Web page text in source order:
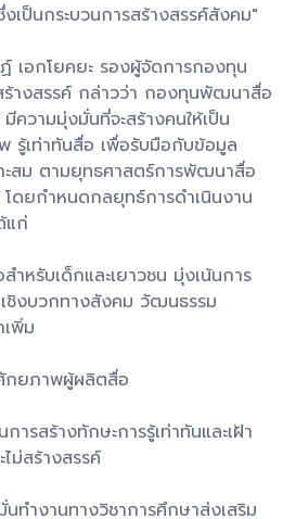
ป็นกระบวนการสร้างสรรค์สังคม"
เอกโยคยะ รองผู้จัดการกองทุน
างสรรค์ กล่าวว่า กองทุนพัฒนาสื่อ
ความมุ่งมั่นที่จะสร้างคนให้เป็น
รู้เท่าทันสื่อ เพื่อรับมือกับข้อมูล
ะสม ตามยุทธศาสตร์การพัฒนาสื่อ
ดยกำหนดกลยุทธ์การดำเนินงาน
แก่
ำหรับเด็กและเยาวชน มุ่งเน้นการ
ชิงบวกทางสังคม วัฒนธรรม
พิ่ม
กยภาพผู้ผลิตสื่อ
รสร้างทักษะการรู้เท่าทันและเฝ้า
ม่สร้างสรรค์
ทำงานทางวิชาการศึกษาส่งเสริม